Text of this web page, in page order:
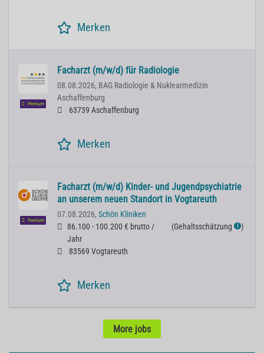
Merken
Premium
Facharzt (m/w/d) für Radiologie
08.08.2026, BAG Radiologie & Nuklearmedizin
Aschaffenburg
63739 Aschaffenburg
Merken
Premium
Facharzt (m/w/d) Kinder- und Jugendpsychiatrie
an unserem neuen Standort in Vogtareuth
07.08.2026, Schön Kliniken
86.100 - 100.200 € brutto /
Jahr
(Gehaltsschätzung ℹ )
83569 Vogtareuth
Merken
More jobs